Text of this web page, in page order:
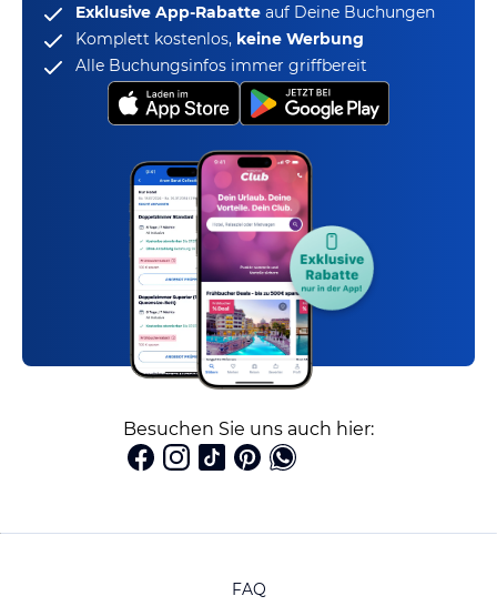
Exklusive App-Rabatte auf Deine Buchungen
Komplett kostenlos, keine Werbung
Alle Buchungsinfos immer griffbereit
Besuchen Sie uns auch hier:
FAQ